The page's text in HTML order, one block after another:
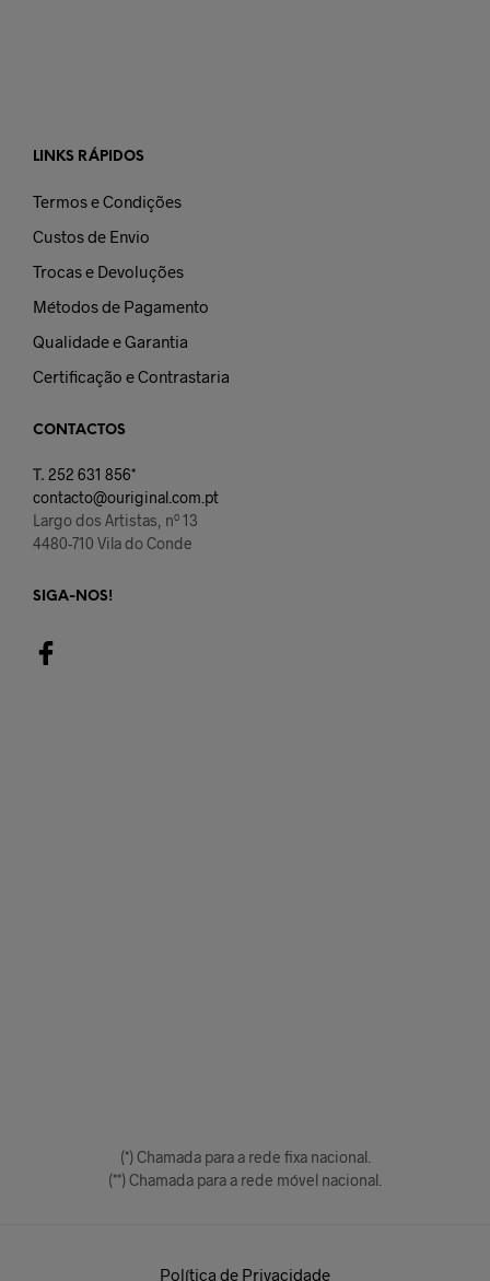
LINKS RÁPIDOS
Termos e Condições
Custos de Envio
Trocas e Devoluções
Métodos de Pagamento
Qualidade e Garantia
Certificação e Contrastaria
CONTACTOS
T. 252 631 856*
contacto@ouriginal.com.pt
Largo dos Artistas, nº 13
4480-710 Vila do Conde
SIGA-NOS!
(*) Chamada para a rede fixa nacional.
(**) Chamada para a rede móvel nacional.
Política de Privacidade